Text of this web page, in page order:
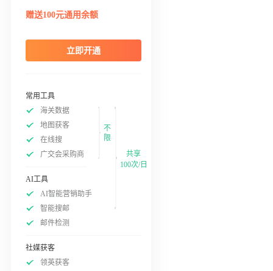
赠送100元通用余额
立即开通
常用工具
海关数据
地图获客
在线搜
广交会采购商
不
限
AI工具
AI智能营销助手
智能搜邮
邮件检测
社媒获客
领英获客
共享
100次/日